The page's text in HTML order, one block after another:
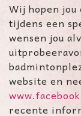
Wij hopen
tijdens een
wensen jou
website en
recente